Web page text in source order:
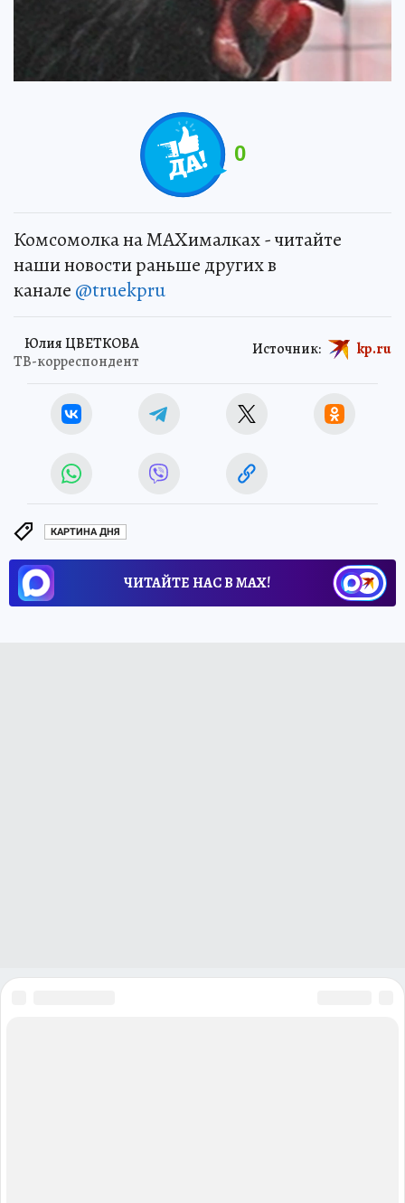
0
Комсомолка на MAXималках - читайте
наши новости раньше других в
канале @truekpru
Юлия ЦВЕТКОВА
ТВ-корреспондент
Источник: kp.ru
КАРТИНА ДНЯ
ЧИТАЙТЕ НАС В МАХ!